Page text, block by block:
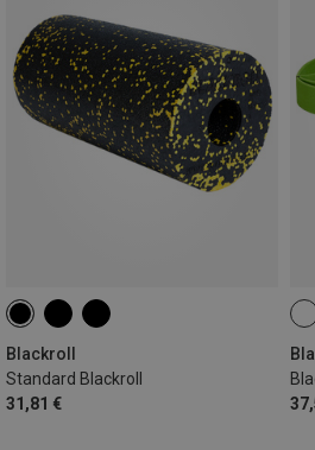
Blackroll
Standard Blackroll
31,81 €